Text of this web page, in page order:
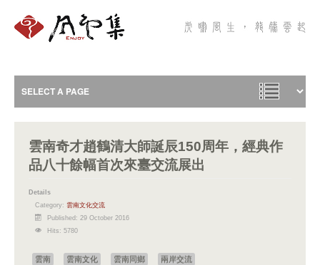
雲南奇才趙鶴清大師誕辰150周年，經典作
品八十餘幅首次來臺交流展出
Details
Category: 雲南文化交流
Published: 29 October 2016
Hits: 5780
雲南 雲南文化 雲南同鄉 兩岸交流